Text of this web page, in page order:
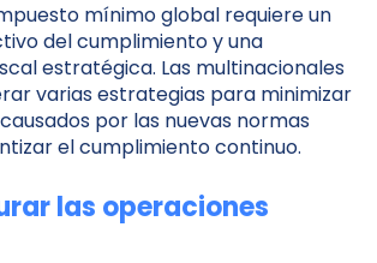
mínimo global requiere un
del cumplimiento y una
estratégica. Las multinacionales
varias estrategias para minimizar
por las nuevas normas
el cumplimiento continuo.
las operaciones